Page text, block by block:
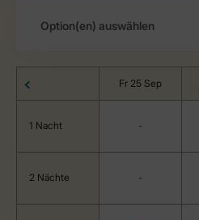
Fr 25 Sep
1 Nacht -
2 Nächte -